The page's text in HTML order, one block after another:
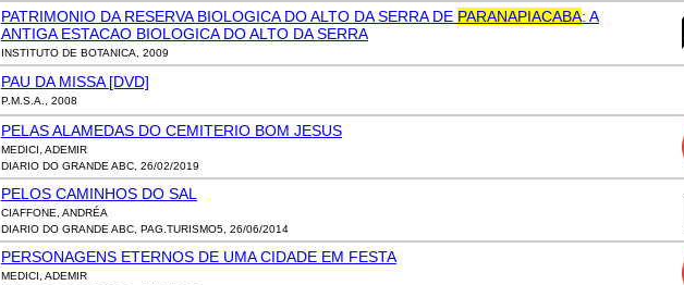
PATRIMONIO DA RESERVA BIOLOGICA DO ALTO DA SERRA DE PARANAPIACABA: A
ANTIGA ESTACAO BIOLOGICA DO ALTO DA SERRA
INSTITUTO DE BOTANICA, 2009
PAU DA MISSA [DVD]
P.M.S.A., 2008
PELAS ALAMEDAS DO CEMITERIO BOM JESUS
MEDICI, ADEMIR
DIARIO DO GRANDE ABC, 26/02/2019
PELOS CAMINHOS DO SAL
CIAFFONE, ANDRÉA
DIARIO DO GRANDE ABC, PAG.TURISMO5, 26/06/2014
PERSONAGENS ETERNOS DE UMA CIDADE EM FESTA
MEDICI, ADEMIR